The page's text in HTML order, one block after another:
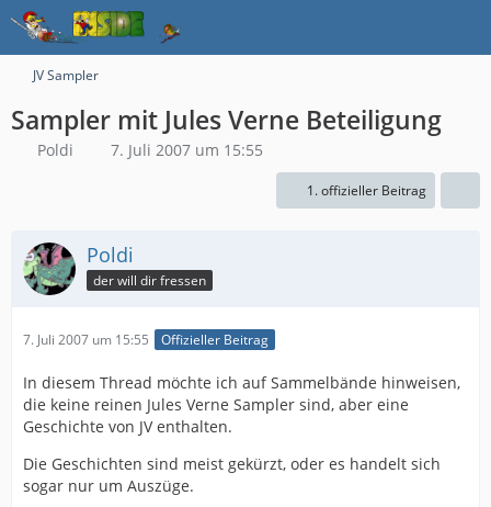
JV Sampler
Sampler mit Jules Verne Beteiligung
Poldi 7. Juli 2007 um 15:55
1. offizieller Beitrag
Poldi
der will dir fressen
7. Juli 2007 um 15:55 Offizieller Beitrag
In diesem Thread möchte ich auf Sammelbände hinweisen,
die keine reinen Jules Verne Sampler sind, aber eine
Geschichte von JV enthalten.
Die Geschichten sind meist gekürzt, oder es handelt sich
sogar nur um Auszüge.